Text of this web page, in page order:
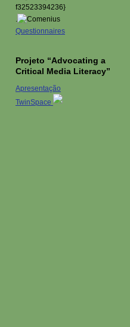
.
Questionnaires
Projeto “Advocating a
Critical Media Literacy”
Apresentação
TwinSpace